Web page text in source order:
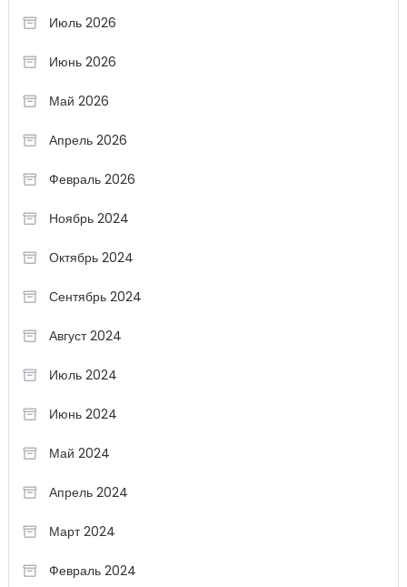
Июль 2026
Июнь 2026
Май 2026
Апрель 2026
Февраль 2026
Ноябрь 2024
Октябрь 2024
Сентябрь 2024
Август 2024
Июль 2024
Июнь 2024
Май 2024
Апрель 2024
Март 2024
Февраль 2024